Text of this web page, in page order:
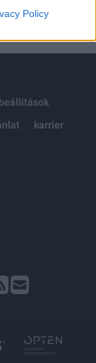
Policy
karrier